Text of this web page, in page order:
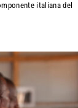
italiana del